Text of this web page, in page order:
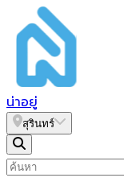
น่าอยู่
สุรินทร์